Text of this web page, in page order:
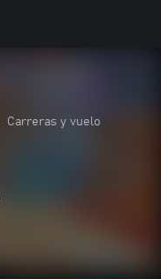
Carreras y vuelo